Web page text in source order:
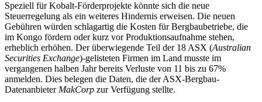
Speziell für Kobalt-Förderprojekte könnte sich die neue
Steuerregelung als ein weiteres Hindernis erweisen. Die neuen
Gebühren würden schlagartig die Kosten für Bergbaubetriebe, die
im Kongo fördern oder kurz vor Produktionsaufnahme stehen,
erheblich erhöhen. Der überwiegende Teil der 18 ASX (Australian
Securities Exchange)-gelisteten Firmen im Land musste im
vergangenen halben Jahr bereits Verluste von 11 bis zu 67%
anmelden. Dies belegen die Daten, die der ASX-Bergbau-
Datenanbieter MakCorp zur Verfügung stellte.